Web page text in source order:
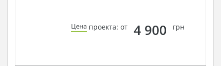
Цена проекта: от 4 900 грн